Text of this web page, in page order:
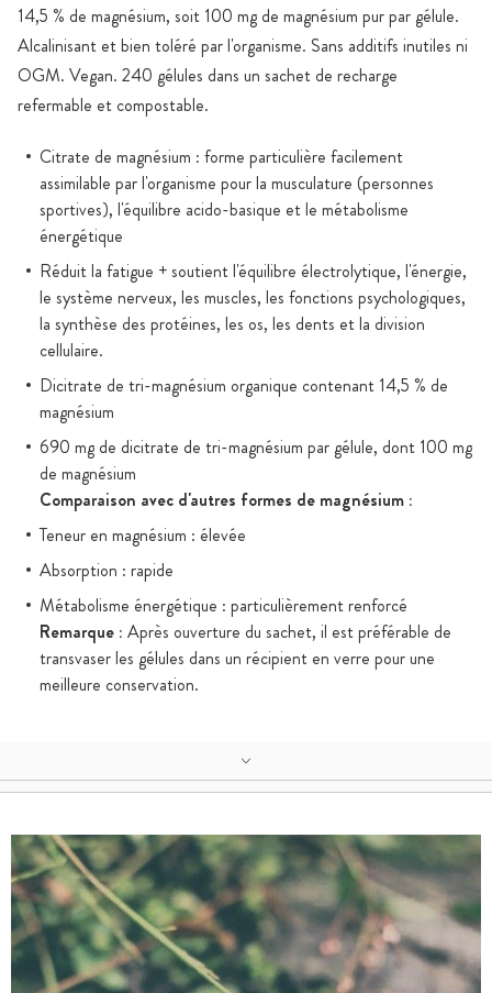
14,5 % de magnésium, soit 100 mg de magnésium pur par gélule.
Alcalinisant et bien toléré par l'organisme. Sans additifs inutiles ni
OGM. Vegan. 240 gélules dans un sachet de recharge
refermable et compostable.
Citrate de magnésium : forme particulière facilement
assimilable par l'organisme pour la musculature (personnes
sportives), l'équilibre acido-basique et le métabolisme
énergétique
Réduit la fatigue + soutient l'équilibre électrolytique, l'énergie,
le système nerveux, les muscles, les fonctions psychologiques,
la synthèse des protéines, les os, les dents et la division
cellulaire.
Dicitrate de tri-magnésium organique contenant 14,5 % de
magnésium
690 mg de dicitrate de tri-magnésium par gélule, dont 100 mg
de magnésium
Comparaison avec d'autres formes de magnésium :
Teneur en magnésium : élevée
Absorption : rapide
Métabolisme énergétique : particulièrement renforcé
Remarque : Après ouverture du sachet, il est préférable de
transvaser les gélules dans un récipient en verre pour une
meilleure conservation.